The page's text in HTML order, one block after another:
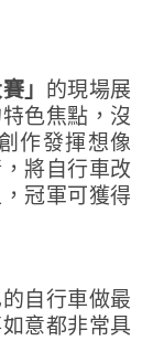
」 的現場展
色焦點，沒
作發揮想像
將自行車改
冠軍可獲得
自行車做最
意都非常具